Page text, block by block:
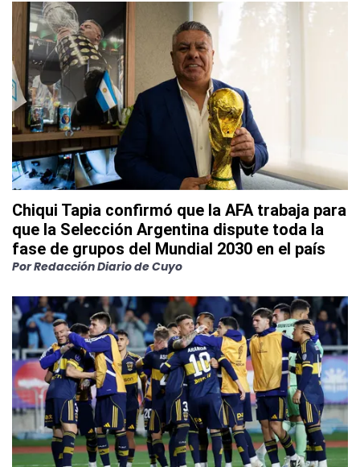
Chiqui Tapia confirmó que la AFA trabaja para
que la Selección Argentina dispute toda la
fase de grupos del Mundial 2030 en el país
PorRedacción Diario de Cuyo